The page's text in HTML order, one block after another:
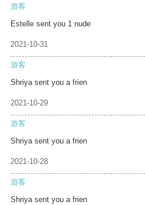
游客
Estelle sent you 1 nude
2021-10-31
游客
Shriya sent you a frien
2021-10-29
游客
Shriya sent you a frien
2021-10-28
游客
Shriya sent you a frien